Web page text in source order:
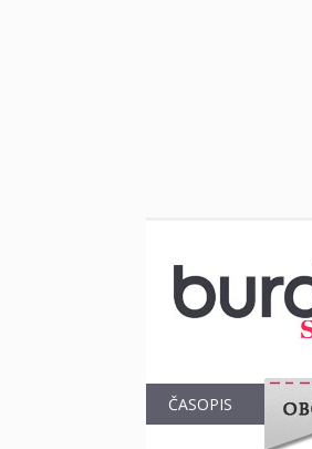
ČASOPIS